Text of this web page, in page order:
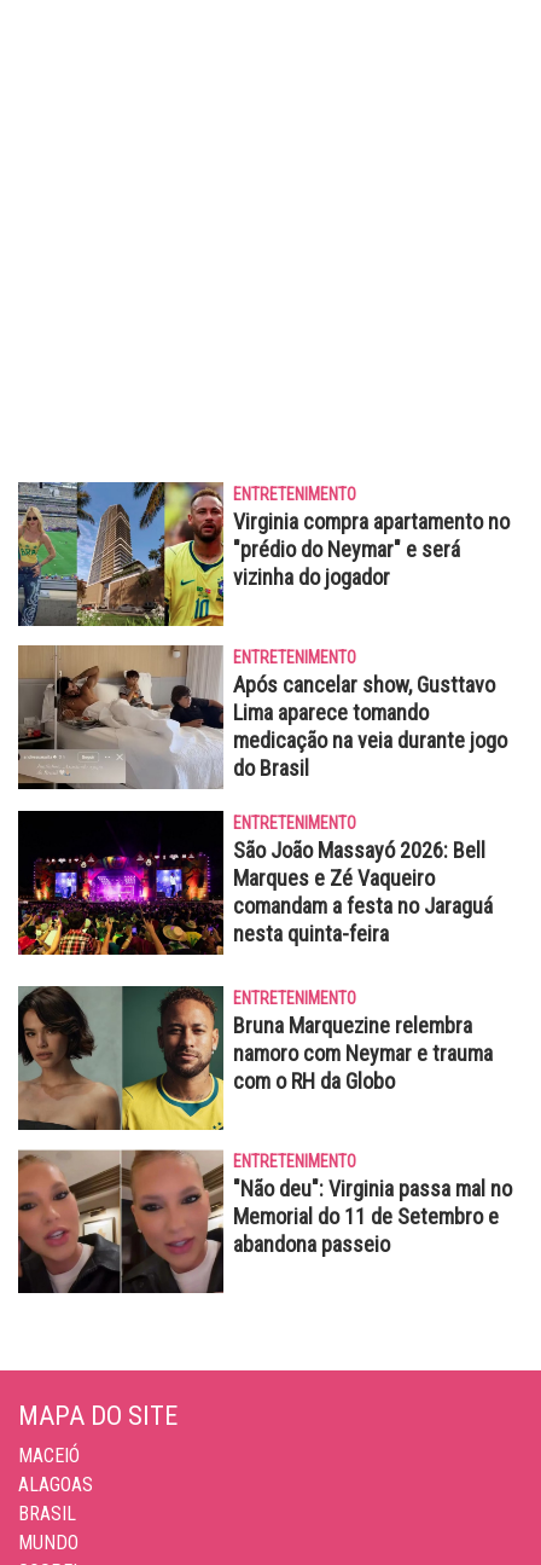
ENTRETENIMENTO
Virginia compra apartamento no
"prédio do Neymar" e será
vizinha do jogador
ENTRETENIMENTO
Após cancelar show, Gusttavo
Lima aparece tomando
medicação na veia durante jogo
do Brasil
ENTRETENIMENTO
São João Massayó 2026: Bell
Marques e Zé Vaqueiro
comandam a festa no Jaraguá
nesta quinta-feira
ENTRETENIMENTO
Bruna Marquezine relembra
namoro com Neymar e trauma
com o RH da Globo
ENTRETENIMENTO
"Não deu": Virginia passa mal no
Memorial do 11 de Setembro e
abandona passeio
MAPA DO SITE
MACEIÓ
ALAGOAS
BRASIL
MUNDO